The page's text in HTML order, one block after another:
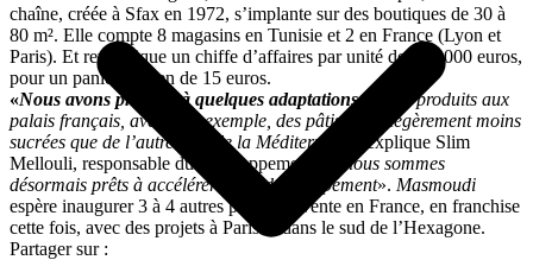
chaîne, créée à Sfax en 1972, s’implante sur des boutiques de 30 à
80 m². Elle compte 8 magasins en Tunisie et 2 en France (Lyon et
Paris). Et revendique un chiffe d’affaires par unité de 150 000 euros,
pour un panier moyen de 15 euros.
«Nous avons procédé à quelques adaptationsde nos produits aux
palais français, avec, par exemple, des pâtisseries légèrement moins
sucrées que de l’autre côté de la Méditerranée
, explique Slim
Mellouli, responsable du développement.
Et nous sommes
désormais prêts à accélérer notre développement». Masmoudi
espère inaugurer 3 à 4 autres points de vente en France, en franchise
cette fois, avec des projets à Paris et dans le sud de l’Hexagone.
Partager sur :